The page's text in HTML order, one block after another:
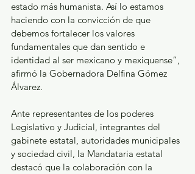
estado más humanista. Así lo estamos
haciendo con la convicción de que
debemos fortalecer los valores
fundamentales que dan sentido e
identidad al ser mexicano y mexiquense”,
afirmó la Gobernadora Delfina Gómez
Álvarez.
Ante representantes de los poderes
Legislativo y Judicial, integrantes del
gabinete estatal, autoridades municipales
y sociedad civil, la Mandataria estatal
destacó que la colaboración con la